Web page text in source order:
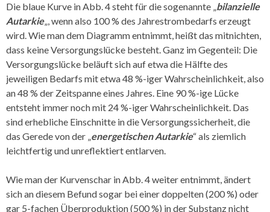
Die blaue Kurve in Abb. 4 steht für die sogenannte „bilanzielle
Autarkie„, wenn also 100 % des Jahrestrombedarfs erzeugt
wird. Wie man dem Diagramm entnimmt, heißt das mitnichten,
dass keine Versorgungslücke besteht. Ganz im Gegenteil: Die
Versorgungslücke beläuft sich auf etwa die Hälfte des
jeweiligen Bedarfs mit etwa 48 %-iger Wahrscheinlichkeit, also
an 48 % der Zeitspanne eines Jahres. Eine 90 %-ige Lücke
entsteht immer noch mit 24 %-iger Wahrscheinlichkeit. Das
sind erhebliche Einschnitte in die Versorgungssicherheit, die
das Gerede von der „energetischen Autarkie“ als ziemlich
leichtfertig und unreflektiert entlarven.
Wie man der Kurvenschar in Abb. 4 weiter entnimmt, ändert
sich an diesem Befund sogar bei einer doppelten (200 %) oder
gar 5-fachen Überproduktion (500 %) in der Substanz nicht